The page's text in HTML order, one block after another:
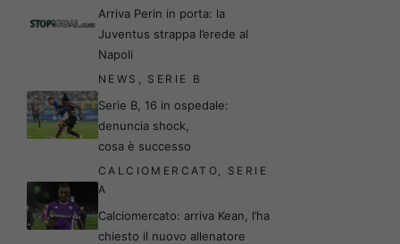
Arriva Perin in porta: la
Juventus strappa l’erede al
Napoli
NEWS SERIE B
Serie B, 16 in ospedale:
denuncia shock,
cosa è successo
CALCIOMERCATO
SERIE
A
Calciomercato: arriva Kean, l’ha
chiesto il nuovo allenatore